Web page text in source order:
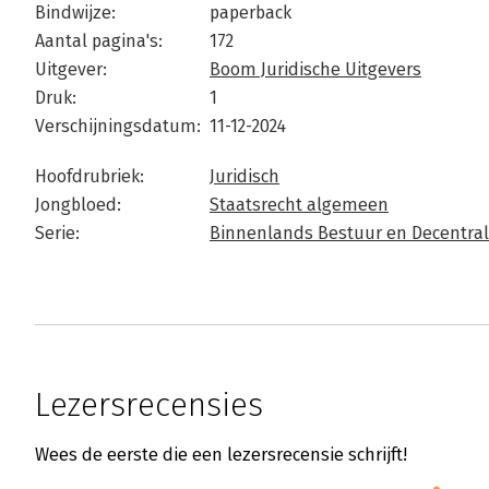
Bindwijze:
paperback
Aantal pagina's:
172
Uitgever:
Boom Juridische Uitgevers
Druk:
1
Verschijningsdatum: 11-12-2024
Hoofdrubriek:
Juridisch
Jongbloed:
Staatsrecht algemeen
Serie:
Binnenlands Bestuur en
Lezersrecensies
Wees de eerste die een lezersrecensie schrijft!